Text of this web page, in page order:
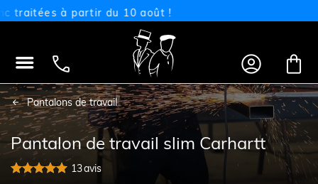
à partir du 10 août !
   
Pantalons de travail
Pantalon de travail slim Carhartt
13avis